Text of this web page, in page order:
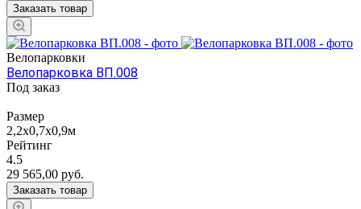
Заказать товар
Велопарковки
Велопарковка ВП.008
Под заказ
Размер
2,2х0,7х0,9м
Рейтинг
4.5
29 565,00 руб.
Заказать товар